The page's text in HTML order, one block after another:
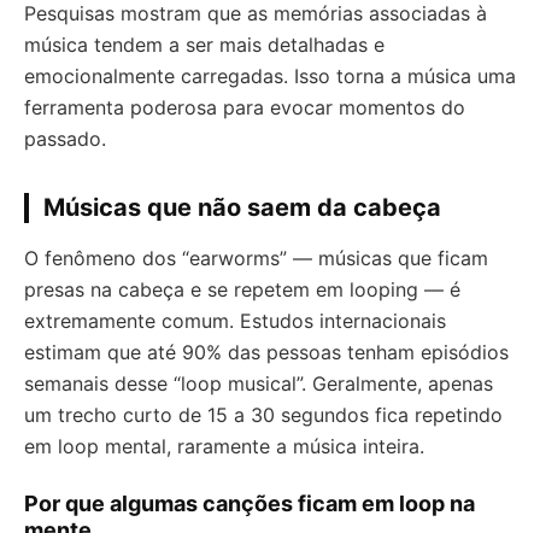
Pesquisas mostram que as memórias associadas à
música tendem a ser mais detalhadas e
emocionalmente carregadas. Isso torna a música uma
ferramenta poderosa para evocar momentos do
passado.
Músicas que não saem da cabeça
O fenômeno dos “earworms” — músicas que ficam
presas na cabeça e se repetem em looping — é
extremamente comum. Estudos internacionais
estimam que até 90% das pessoas tenham episódios
semanais desse “loop musical”. Geralmente, apenas
um trecho curto de 15 a 30 segundos fica repetindo
em loop mental, raramente a música inteira.
Por que algumas canções ficam em loop na